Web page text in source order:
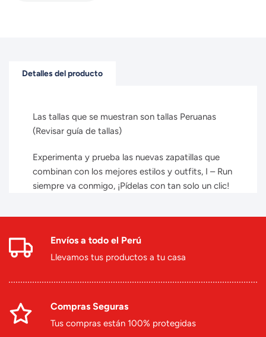
Detalles del producto
Las tallas que se muestran son tallas Peruanas
(Revisar guía de tallas)
Experimenta y prueba las nuevas zapatillas que
combinan con los mejores estilos y outfits, I – Run
siempre va conmigo, ¡Pídelas con tan solo un clic!
Envíos a todo el Perú
Llevamos tus productos a tu casa
Compras Seguras
Tus compras están 100% protegidas